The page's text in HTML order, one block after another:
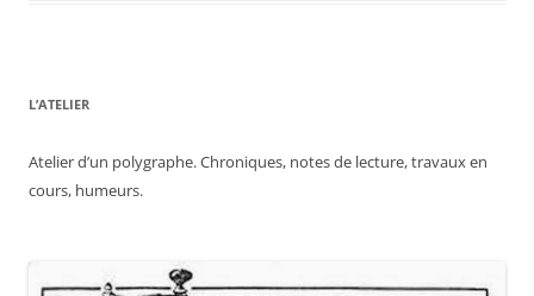
L’ATELIER
Atelier d’un polygraphe. Chroniques, notes de lecture, travaux en
cours, humeurs.